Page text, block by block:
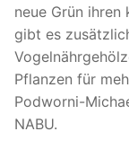
neue Grün
gibt es
Pflanzen für
Podworni-
NABU.